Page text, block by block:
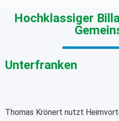
Hochklassiger
Unterfranken
Thomas Krönert nutzt